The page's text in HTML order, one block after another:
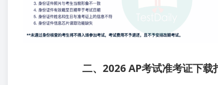
二、2026 AP考试准考证下载